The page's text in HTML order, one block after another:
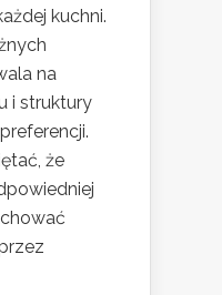
kuchni.
na
i struktury
że